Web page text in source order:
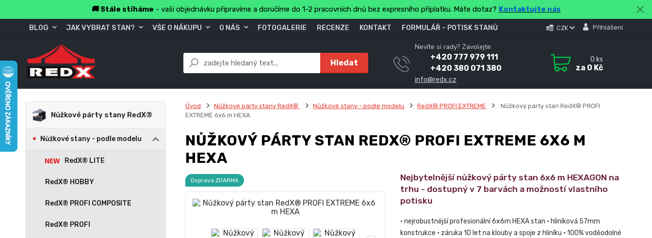
🚚 Stále stíháme - vaši objednávku připravíme a doručíme do 1-2 pracovních dnů bez expresního příplatku. Máte dotaz? Kontaktujte nás
BLOG JAK VYBRAT STAN? VŠE O NÁKUPU O NÁS FOTOGALERIE RECENZE KONTAKT FORMULÁŘ – POTISK STANŮ CZK Přihlášení
Hledat
Nevíte si rady? Zavolejte.
+420 777 979 111
+420 380 071 380
info@redx.cz
0 ks
za 0 Kč
Nůžkové párty stany RedX®
Nůžkové stany - podle modelu
RedX® LITE
RedX® HOBBY
RedX® PROFI COMPOSITE
RedX® PROFI
Úvod Nůžkové párty stany RedX® Nůžkové stany - podle modelu RedX® PROFI EXTREME
Nůžkový párty stan RedX® PROFI
EXTREME 6x6 m HEXA
NŮŽKOVÝ PÁRTY STAN REDX® PROFI EXTREME 6X6 M
HEXA
Doprava ZDARMA
Nejbytelnější nůžkový párty stan 6x6 m HEXAGON na
trhu - dostupný v 7 barvách a možností vlastního
potisku
• nejrobustnější profesionální 6x6m HEXA stan • hliníková 57mm
konstrukce • záruka 10 let na klouby a spoje z hliníku • 100% voděodolné